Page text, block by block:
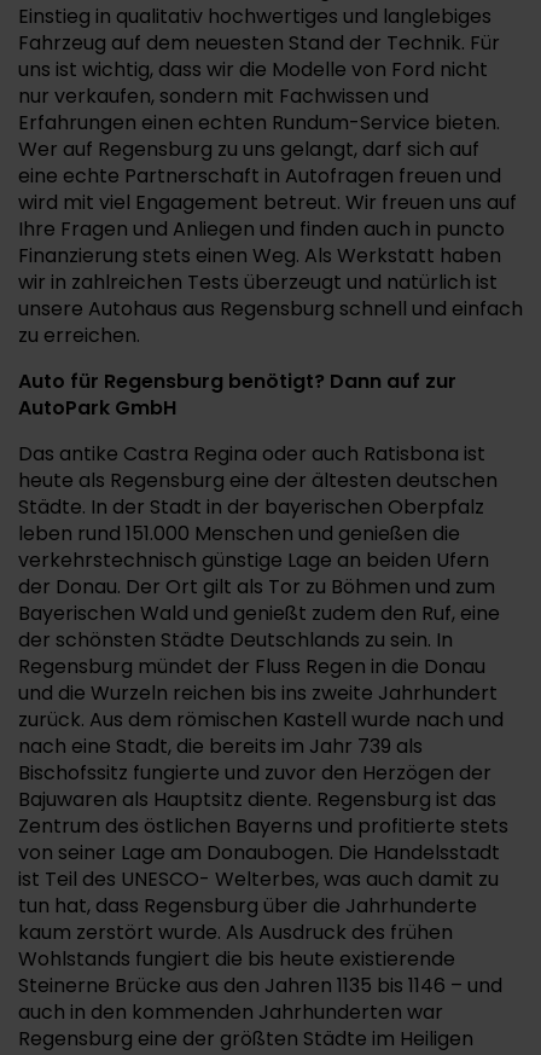
Einstieg in qualitativ hochwertiges und langlebiges
Fahrzeug auf dem neuesten Stand der Technik. Für
uns ist wichtig, dass wir die Modelle von Ford nicht
nur verkaufen, sondern mit Fachwissen und
Erfahrungen einen echten Rundum-Service bieten.
Wer auf Regensburg zu uns gelangt, darf sich auf
eine echte Partnerschaft in Autofragen freuen und
wird mit viel Engagement betreut. Wir freuen uns auf
Ihre Fragen und Anliegen und finden auch in puncto
Finanzierung stets einen Weg. Als Werkstatt haben
wir in zahlreichen Tests überzeugt und natürlich ist
unsere Autohaus aus Regensburg schnell und einfach
zu erreichen.
Auto für Regensburg benötigt? Dann auf zur
AutoPark GmbH
Das antike Castra Regina oder auch Ratisbona ist
heute als Regensburg eine der ältesten deutschen
Städte. In der Stadt in der bayerischen Oberpfalz
leben rund 151.000 Menschen und genießen die
verkehrstechnisch günstige Lage an beiden Ufern
der Donau. Der Ort gilt als Tor zu Böhmen und zum
Bayerischen Wald und genießt zudem den Ruf, eine
der schönsten Städte Deutschlands zu sein. In
Regensburg mündet der Fluss Regen in die Donau
und die Wurzeln reichen bis ins zweite Jahrhundert
zurück. Aus dem römischen Kastell wurde nach und
nach eine Stadt, die bereits im Jahr 739 als
Bischofssitz fungierte und zuvor den Herzögen der
Bajuwaren als Hauptsitz diente. Regensburg ist das
Zentrum des östlichen Bayerns und profitierte stets
von seiner Lage am Donaubogen. Die Handelsstadt
ist Teil des UNESCO- Welterbes, was auch damit zu
tun hat, dass Regensburg über die Jahrhunderte
kaum zerstört wurde. Als Ausdruck des frühen
Wohlstands fungiert die bis heute existierende
Steinerne Brücke aus den Jahren 1135 bis 1146 – und
auch in den kommenden Jahrhunderten war
Regensburg eine der größten Städte im Heiligen